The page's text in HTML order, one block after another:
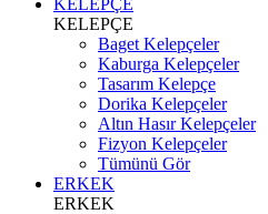
KELEPÇE
KELEPÇE
Baget Kelepçeler
Kaburga Kelepçeler
Tasarım Kelepçe
Dorika Kelepçeler
Altın Hasır Kelepçeler
Fizyon Kelepçeler
Tümünü Gör
ERKEK
ERKEK